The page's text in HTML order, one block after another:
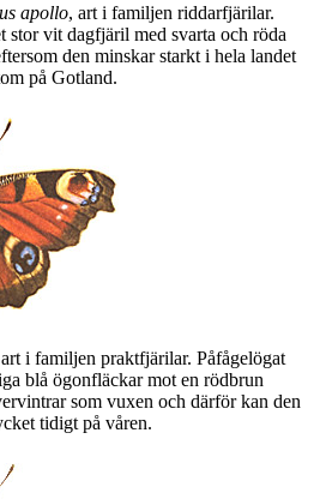
apollo, art i familjen riddarfjärilar.
vit dagfjäril med svarta och röda
den minskar starkt i hela landet
på Gotland.
i familjen praktfjärilar. Påfågelögat
blå ögonfläckar mot en rödbrun
som vuxen och därför kan den
tidigt på våren.